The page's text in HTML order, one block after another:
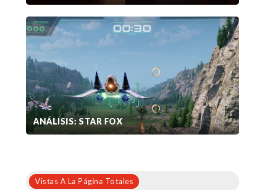
ANÁLISIS: STAR FOX
Vistas A La Página Totales